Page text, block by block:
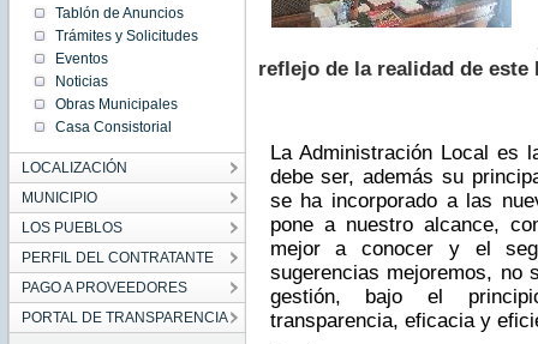
Tablón de Anuncios
Trámites y Solicitudes
Eventos
Noticias
Obras Municipales
Casa Consistorial
LOCALIZACIÓN
MUNICIPIO
LOS PUEBLOS
PERFIL DEL CONTRATANTE
PAGO A PROVEEDORES
PORTAL DE TRANSPARENCIA
reflejo de la realidad de este
La Administración Local es
debe ser, además su
se ha incorporado a las
pone a nuestro alcance,
mejor a conocer y el
sugerencias mejoremos, no
gestión, bajo el
transparencia, eficacia y